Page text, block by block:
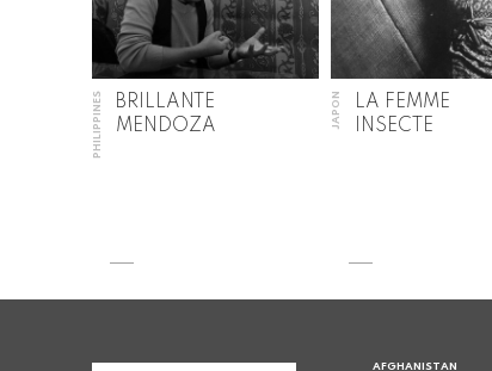
PHILIPPINES
BRILLANTE
MENDOZA
JAPON
LA FEMME
INSECTE
AFGHANISTAN